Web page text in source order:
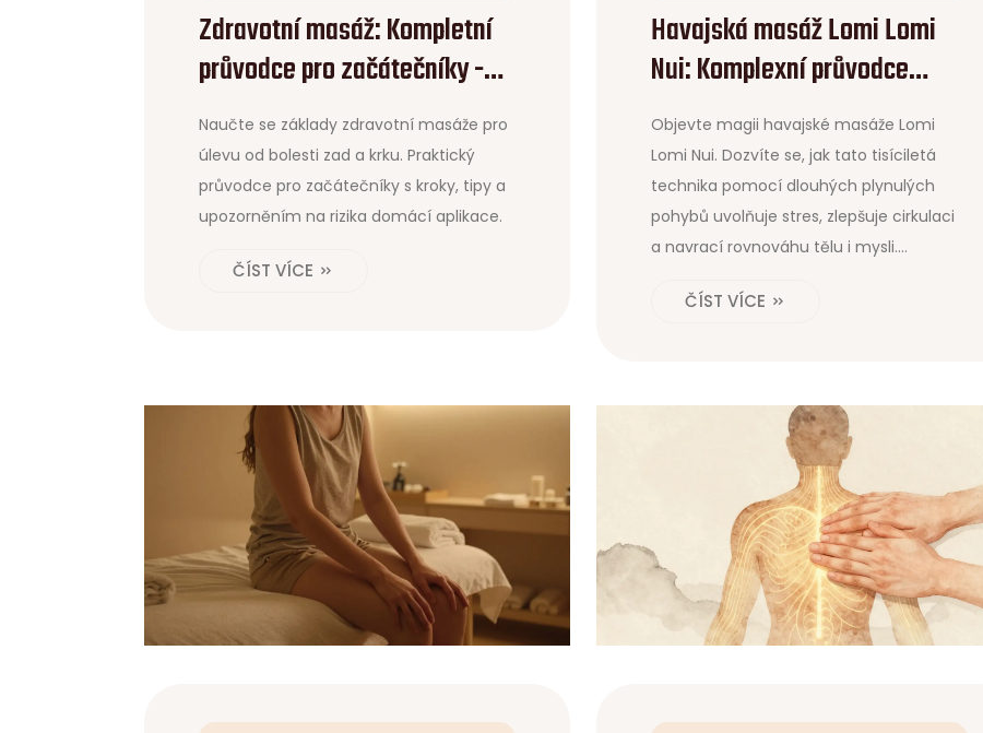
Zdravotní masáž: Kompletní
průvodce pro začátečníky -
Jak si pomoci doma
Naučte se základy zdravotní masáže pro
úlevu od bolesti zad a krku. Praktický
průvodce pro začátečníky s kroky, tipy a
upozorněním na rizika domácí aplikace.
ČÍST VÍCE
Havajská masáž Lomi Lomi
Nui: Komplexní průvodce
technikou, benefity a výběrem
terapeuta
Objevte magii havajské masáže Lomi
Lomi Nui. Dozvíte se, jak tato tisíciletá
technika pomocí dlouhých plynulých
pohybů uvolňuje stres, zlepšuje cirkulaci
a navrací rovnováhu tělu i mysli.
výběr terapeuta a rady pro péči po
ČÍST VÍCE